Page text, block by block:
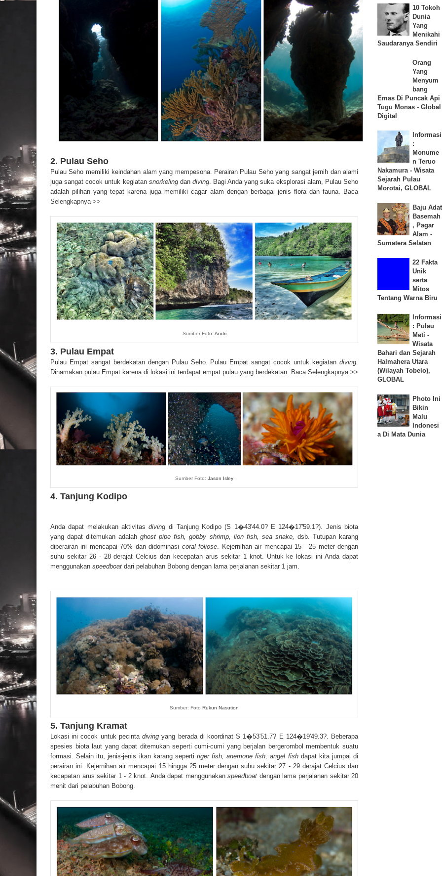
10 Tokoh
Dunia
Yang
Menikahi
Saudaranya Sendiri
Orang
Yang
Menyum
bang
Emas Di Puncak Api
Tugu Monas - Global
Digital
Informasi
:
Monume
n Teruo
Nakamura - Wisata
Sejarah Pulau
Morotai, GLOBAL
Baju Adat
Basemah
, Pagar
Alam -
Sumatera Selatan
22 Fakta
Unik
serta
Mitos
Tentang Warna Biru
Informasi
: Pulau
Meti -
Wisata
Bahari dan Sejarah
Halmahera Utara
(Wilayah Tobelo),
GLOBAL
Photo Ini
Bikin
Malu
Indonesi
a Di Mata Dunia
2. Pulau Seho
Pulau Seho memiliki keindahan alam yang mempesona. Perairan Pulau Seho yang sangat jernih dan alami
juga sangat cocok untuk kegiatan snorkelingdan diving. Bagi Anda yang suka eksplorasi alam, Pulau Seho
adalah pilihan yang tepat karena juga memiliki cagar alam dengan berbagai jenis flora dan fauna.
Baca
Selengkapnya >>
Sumber Foto: Andri
3. Pulau Empat
Pulau Empat sangat berdekatan dengan Pulau Seho. Pulau Empat sangat cocok untuk kegiatan diving
Dinamakan pulau Empat karena di lokasi ini terdapat empat pulau yang berdekatan.
Baca Selengkapnya >>
Sumber Foto: Jason Isley
4. Tanjung Kodipo
Anda dapat melakukan aktivitasdiving di Tanjung Kodipo (S 1�43'44.0? E 124�17'59.1?). Jenis biota
yang dapat ditemukan adalahghost pipe fish, gobby shrimp, lion fish, sea snake, dsb. Tutupan karang
diperairan ini mencapai 70% dan didominasi coral foliose . Kejernihan air mencapai 15 - 25 meter dengan
suhu sekitar 26 - 28 derajat Celcius dan kecepatan arus sekitar 1 knot. Untuk ke lokasi ini Anda dapat
menggunakan speedboat dari pelabuhan Bobong dengan lama perjalanan sekitar 1 jam.
Sumber: Foto Rukun Nasution
5. Tanjung Kramat
Lokasi ini cocok untuk pecintadivingyang berada di koordinatS 1�53'51.7? E 124�19'49.3?. Beberapa
spesies biota laut yang dapat ditemukan seperti cumi-cumi yang berjalan bergerombol membentuk suatu
formasi. Selain itu, jenis-jenis ikan karang seperti tiger fish, anemone fish, angel fish dapat kita jumpai di
perairan ini. Kejernihan air mencapai 15 hingga 25 meter dengan suhu sekitar 27 - 29 derajat Celcius dan
kecapatan arus sekitar 1 - 2 knot. Anda dapat menggunakanspeedboat dengan lama perjalanan sekitar 20
menit dari pelabuhan Bobong.